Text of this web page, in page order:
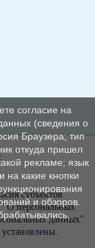
субъектов
"О персональных
данных"
согласие на
(сведения о
Браузера; тип
откуда пришел
рекламе; язык
на какие кнопки
и обзоров.